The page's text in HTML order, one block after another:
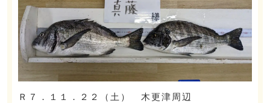
Ｒ７．１１．２２（土） 木更津周辺